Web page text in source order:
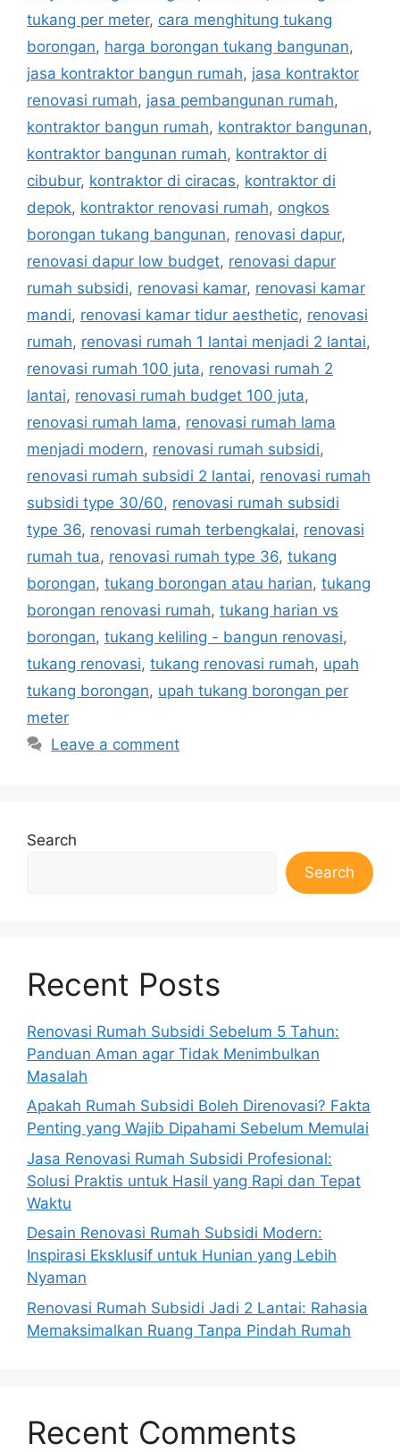
tukang per meter, cara menghitung tukang
borongan, harga borongan tukang bangunan,
jasa kontraktor bangun rumah, jasa kontraktor
renovasi rumah, jasa pembangunan rumah,
kontraktor bangun rumah, kontraktor bangunan,
kontraktor bangunan rumah, kontraktor di
cibubur, kontraktor di ciracas, kontraktor di
depok, kontraktor renovasi rumah, ongkos
borongan tukang bangunan, renovasi dapur,
renovasi dapur low budget, renovasi dapur
rumah subsidi, renovasi kamar, renovasi kamar
mandi, renovasi kamar tidur aesthetic, renovasi
rumah, renovasi rumah 1 lantai menjadi 2 lantai,
renovasi rumah 100 juta, renovasi rumah 2
lantai, renovasi rumah budget 100 juta,
renovasi rumah lama, renovasi rumah lama
menjadi modern, renovasi rumah subsidi,
renovasi rumah subsidi 2 lantai, renovasi rumah
subsidi type 30/60, renovasi rumah subsidi
type 36, renovasi rumah terbengkalai, renovasi
rumah tua, renovasi rumah type 36, tukang
borongan, tukang borongan atau harian, tukang
borongan renovasi rumah, tukang harian vs
borongan, tukang keliling - bangun renovasi,
tukang renovasi, tukang renovasi rumah, upah
tukang borongan, upah tukang borongan per
meter
Leave a comment
Search
Search
Recent Posts
Renovasi Rumah Subsidi Sebelum 5 Tahun:
Panduan Aman agar Tidak Menimbulkan
Masalah
Apakah Rumah Subsidi Boleh Direnovasi? Fakta
Penting yang Wajib Dipahami Sebelum Memulai
Jasa Renovasi Rumah Subsidi Profesional:
Solusi Praktis untuk Hasil yang Rapi dan Tepat
Waktu
Desain Renovasi Rumah Subsidi Modern:
Inspirasi Eksklusif untuk Hunian yang Lebih
Nyaman
Renovasi Rumah Subsidi Jadi 2 Lantai: Rahasia
Memaksimalkan Ruang Tanpa Pindah Rumah
Recent Comments